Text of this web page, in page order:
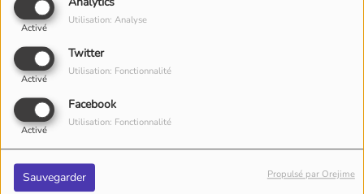
Activé
Utilisation: Analyse
Twitter
Activé
Utilisation: Fonctionnalité
Facebook
Activé
Utilisation: Fonctionnalité
Sauvegarder Propulsé par Orejime